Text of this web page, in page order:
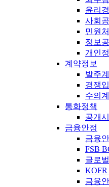
윤리
사회
민원
정보
개인
계약정보
발주
경쟁
수의
통화정책
공개
금융안정
금융
FSB
글로
금융